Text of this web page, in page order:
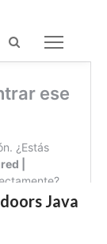
Java